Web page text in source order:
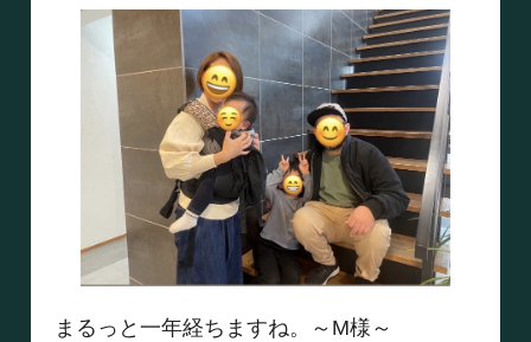
まるっと一年経ちますね。～M様～